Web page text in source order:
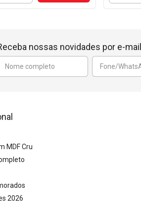
nossas novidades por e-mail
MDF Cru
2026